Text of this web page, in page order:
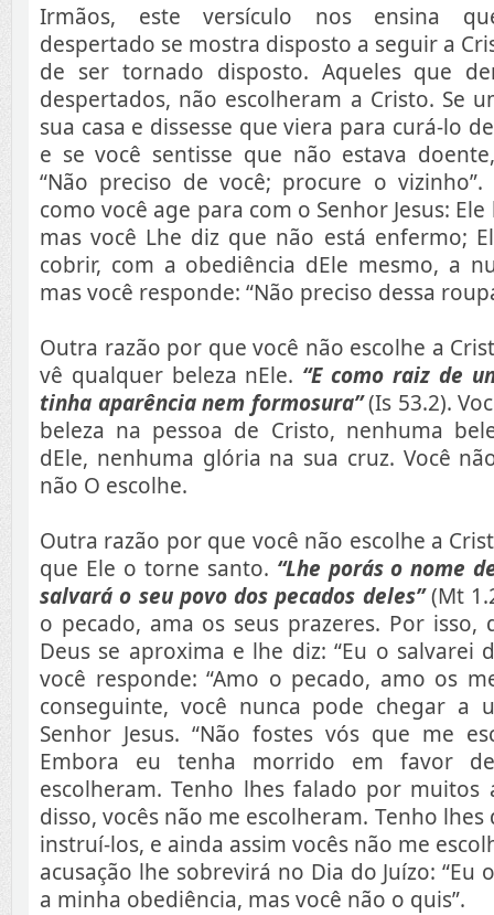
Irmãos, este versículo nos ensina
despertado se mostra disposto a seguir a
de ser tornado disposto. Aqueles que
despertados, não escolheram a Cristo. Se
sua casa e dissesse que viera para curá-lo
e se você sentisse que não estava
“Não preciso de você; procure o
como você age para com o Senhor Jesus:
mas você Lhe diz que não está enfermo;
cobrir, com a obediência dEle mesmo, a
mas você responde: “Não preciso dessa
Outra razão por que você não escolhe a
vê qualquer beleza nEle. “E como raiz de
tinha aparência nem formosura”(Is 53.2).
beleza na pessoa de Cristo, nenhuma
dEle, nenhuma glória na sua cruz. Você
não O escolhe.
Outra razão por que você não escolhe a
que Ele o torne santo. “Lhe porás o nome
salvará o seu povo dos pecados deles”(Mt
o pecado, ama os seus prazeres. Por isso,
Deus se aproxima e lhe diz: “Eu o salvarei
você responde: “Amo o pecado, amo os
conseguinte, você nunca pode chegar a
Senhor Jesus. “Não fostes vós que me
Embora eu tenha morrido em favor
escolheram. Tenho lhes falado por muitos
disso, vocês não me escolheram. Tenho
instruí-los, e ainda assim vocês não me
acusação lhe sobrevirá no Dia do Juízo: “Eu
a minha obediência, mas você não o quis”.